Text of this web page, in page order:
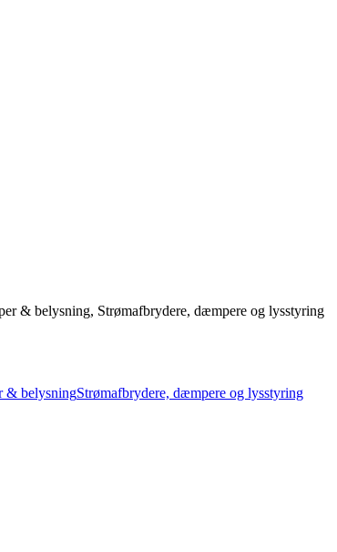
& belysning, Strømafbrydere, dæmpere og lysstyring
& belysningStrømafbrydere, dæmpere og lysstyring